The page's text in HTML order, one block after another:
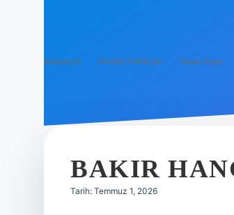
Anasayfa Gizlilik Politikası Yasal Uyarı
BAKIR
Tarih: Temmuz 1, 2026